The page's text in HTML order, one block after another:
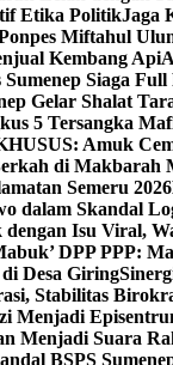
Etika PolitikJaga
Miftahul
Kembang Api
Siaga Full
Gelar Shalat
5 Tersangka
Amuk
di Makbarah
Semeru 2026
dalam Skandal
Isu Viral,
DPP PPP:
Desa Giring
Stabilitas
Menjadi Suara
BSPS